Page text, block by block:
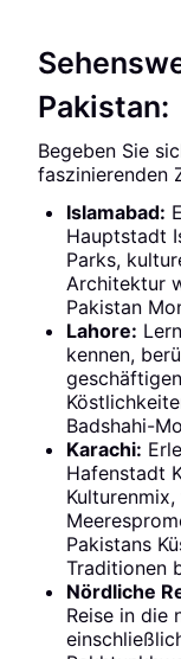
Pakistan:
Begeben Sie
faszinierenden
Islamabad:
Hauptstadt
Parks,
Architektur
Pakistan
Lahore:
kennen,
Badshahi-
Karachi:
Hafenstadt
Pakistans
Traditionen
Nördliche
Reise in die